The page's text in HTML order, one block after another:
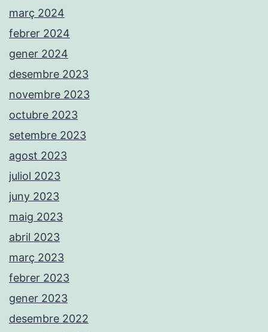
març 2024
febrer 2024
gener 2024
desembre 2023
novembre 2023
octubre 2023
setembre 2023
agost 2023
juliol 2023
juny 2023
maig 2023
abril 2023
març 2023
febrer 2023
gener 2023
desembre 2022